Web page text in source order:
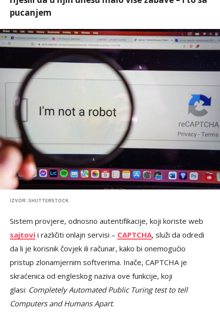
pucanjem
IZVOR: SHUTTERSTOCK
Sistem provjere, odnosno autentifikacije, koji koriste web
sajtovi i različiti onlajn servisi – CAPTCHA, služi da odredi
da li je korisnik čovjek ili računar, kako bi onemogućio
pristup zlonamjernim softverima. Inače, CAPTCHA je
skraćenica od engleskog naziva ove funkcije, koji
glasi: Completely Automated Public Turing test to tell
Computers and Humans Apart.